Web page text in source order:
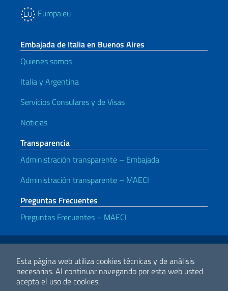
Esta página web utiliza cookies técnicas y de análisis
necesarias.Al continuar navegando por esta web usted
acepta el uso de cookies.
Europa.eu
Embajada de Italia en Buenos Aires
Quienes somos
Italia y Argentina
Servicios Consulares y de Visas
Noticias
Transparencia
Administración transparente – Embajada
Administración transparente – MAECI
Preguntas Frecuentes
Preguntas Frecuentes – MAECI
Enlaces útiles